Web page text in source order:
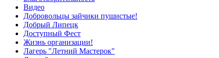
Видео
Добровольцы зайчики пушистые!
Добрый Липецк
Доступный Фест
Жизнь организации!
Лагерь "Летний Мастерок"